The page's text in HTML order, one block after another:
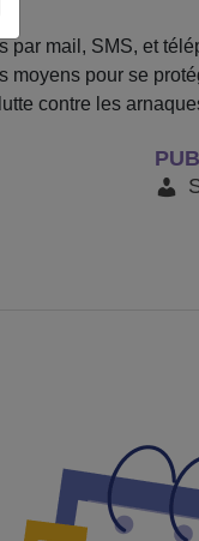
par mail, SMS, et
moyens pour se
contre les